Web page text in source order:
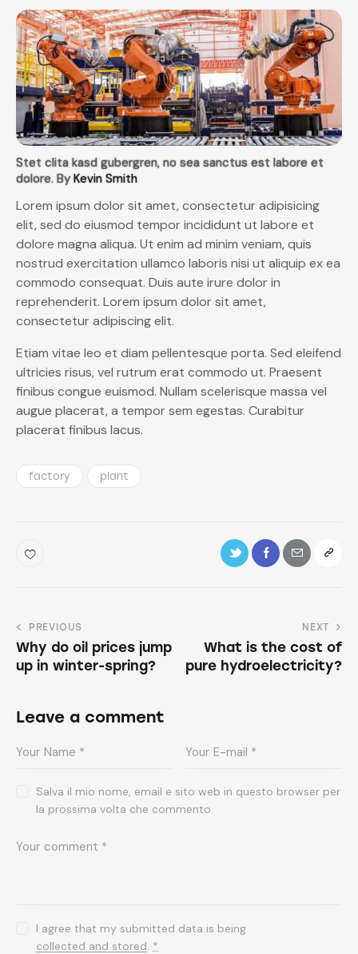
Stet clita kasd gubergren, no sea sanctus est labore et
dolore. ByKevin Smith
Lorem ipsum dolor sit amet, consectetur adipisicing
elit, sed do eiusmod tempor incididunt ut labore et
dolore magna aliqua. Ut enim ad minim veniam, quis
nostrud exercitation ullamco laboris nisi ut aliquip ex ea
commodo consequat. Duis aute irure dolor in
reprehenderit. Lorem ipsum dolor sit amet,
consectetur adipiscing elit.
Etiam vitae leo et diam pellentesque porta. Sed eleifend
ultricies risus, vel rutrum erat commodo ut. Praesent
finibus congue euismod. Nullam scelerisque massa vel
augue placerat, a tempor sem egestas. Curabitur
placerat finibus lacus.
factory plant
PREVIOUS
Why do oil prices jump
up in winter-spring?
NEXT
What is the cost of
pure hydroelectricity?
Leave a comment
Salva il mio nome, email e sito web in questo browser per
la prossima volta che commento.
I agree that my submitted data is being
collected and stored. *